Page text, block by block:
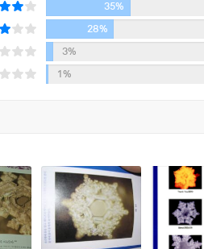
가운데 가장 정갈하고 아름다운 결
리가 서로 어떤 말을 하고, 어떻게
아름답게 정화될 수 있다는 것이다.
몸에 결정적 영향을 미친다. 즉 의
어떻게 살아가야 할지를 명확하게
한 가지 의문을 품게 된다. 물은 무
35%
28%
3%
1%